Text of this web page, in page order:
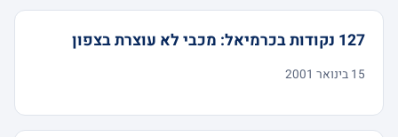
127 נקודות בכרמיאל: מכבי לא עוצרת בצפון
15 בינואר 2001